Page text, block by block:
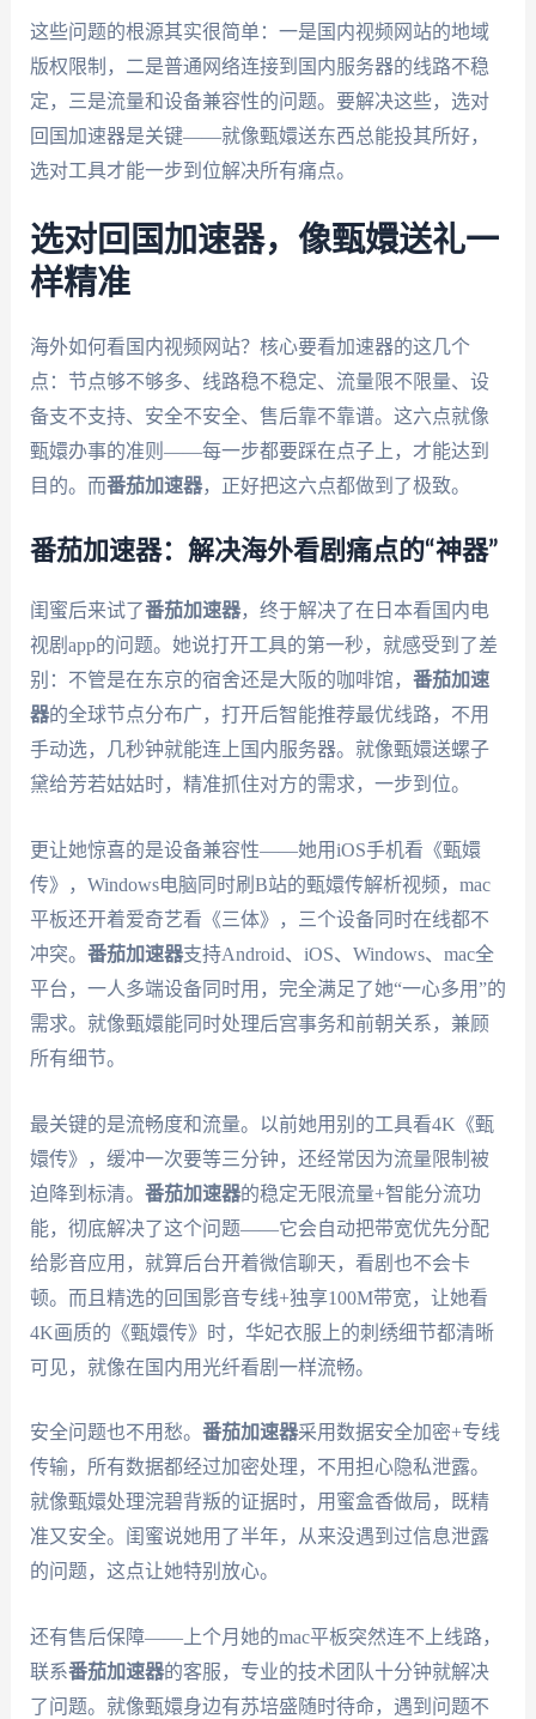
这些问题的根源其实很简单：一是国内视频网站的地域
版权限制，二是普通网络连接到国内服务器的线路不稳
定，三是流量和设备兼容性的问题。要解决这些，选对
回国加速器是关键——就像甄嬛送东西总能投其所好，
选对工具才能一步到位解决所有痛点。
选对回国加速器，像甄嬛送礼一
样精准
海外如何看国内视频网站？核心要看加速器的这几个
点：节点够不够多、线路稳不稳定、流量限不限量、设
备支不支持、安全不安全、售后靠不靠谱。这六点就像
甄嬛办事的准则——每一步都要踩在点子上，才能达到
目的。而番茄加速器，正好把这六点都做到了极致。
番茄加速器：解决海外看剧痛点的“神器”
闺蜜后来试了番茄加速器，终于解决了在日本看国内电
视剧app的问题。她说打开工具的第一秒，就感受到了差
别：不管是在东京的宿舍还是大阪的咖啡馆， 番茄加速
器的全球节点分布广，打开后智能推荐最优线路，不用
手动选，几秒钟就能连上国内服务器。就像甄嬛送螺子
黛给芳若姑姑时，精准抓住对方的需求，一步到位。
更让她惊喜的是设备兼容性——她用iOS手机看《甄嬛
传》，Windows电脑同时刷B站的甄嬛传解析视频，mac
平板还开着爱奇艺看《三体》，三个设备同时在线都不
冲突。 番茄加速器支持Android、iOS、Windows、mac全
平台，一人多端设备同时用，完全满足了她“一心多用”的
需求。就像甄嬛能同时处理后宫事务和前朝关系，兼顾
所有细节。
最关键的是流畅度和流量。以前她用别的工具看4K《甄
嬛传》，缓冲一次要等三分钟，还经常因为流量限制被
迫降到标清。 番茄加速器的稳定无限流量+智能分流功
能，彻底解决了这个问题——它会自动把带宽优先分配
给影音应用，就算后台开着微信聊天，看剧也不会卡
顿。而且精选的回国影音专线+独享100M带宽，让她看
4K画质的《甄嬛传》时，华妃衣服上的刺绣细节都清晰
可见，就像在国内用光纤看剧一样流畅。
安全问题也不用愁。 番茄加速器采用数据安全加密+专线
传输，所有数据都经过加密处理，不用担心隐私泄露。
就像甄嬛处理浣碧背叛的证据时，用蜜盒香做局，既精
准又安全。闺蜜说她用了半年，从来没遇到过信息泄露
的问题，这点让她特别放心。
还有售后保障——上个月她的mac平板突然连不上线路，
联系番茄加速器的客服，专业的技术团队十分钟就解决
了问题。就像甄嬛身边有苏培盛随时待命，遇到问题不